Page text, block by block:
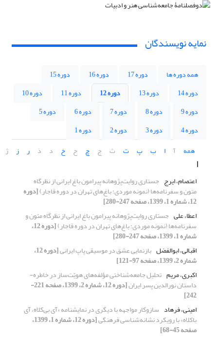
نمایه نویسندگان
همه دوره ها دوره 17 دوره 16
دوره 15
دوره 14
دوره 13 دوره 12 دوره 11
دوره 10
دوره 9
دوره 8 دوره 7 دوره 6
دوره 5
دوره 4
دوره 3 دوره 2
دوره 1
همه
آ ا ب پ ت ث ج چ ح خ د ذ ر ز ژ
ا
اعتصام، ایرج جستاری روایت‌پژوهانه پیرامون باغ ایرانی از نظرگاه
متون و سفرنامه‌ها (نمونه موردی: باغ‌های تهران در دوره قاجار)[دوره
12، شماره 1، 1399، صفحه 247-280]
اعطا، علی جستاری روایت‌پژوهانه پیرامون باغ ایرانی از نظرگاه متون و
سفرنامه‌ها (نمونه موردی: باغ‌های تهران در دوره قاجار) [دوره 12،
شماره 1، 1399، صفحه 247-280]
اقبالی، ابوالفضل بازنمایی عشق در موسیقی پاپ ایرانی [دوره 12،
شماره 2، 1399، صفحه 97-121]
اکبری، مریم تحلیل جامعه‌شناختی مؤلفه‌های هویّت‌ساز در خاطره-‌
داستان نورالدین پسر ایران [دوره 12، شماره 2، 1399، صفحه 221-
242]
امینی، فرهاد سازوکار مواجهه با دیگری در نمایشنامه «آی بی‌کلاه، آی
باکلاه» با رویکرد نشانه‌شناسی فرهنگی [دوره 12، شماره 1، 1399،
صفحه 45-68]